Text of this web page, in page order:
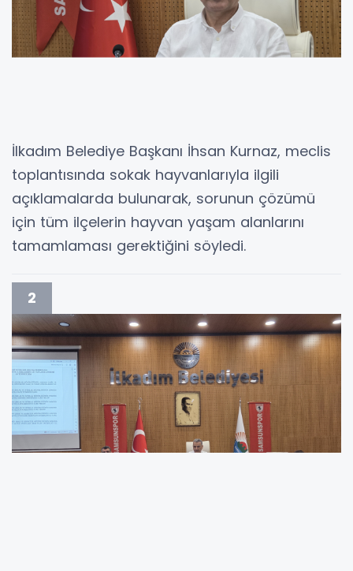
İlkadım Belediye Başkanı İhsan Kurnaz, meclis
toplantısında sokak hayvanlarıyla ilgili
açıklamalarda bulunarak, sorunun çözümü
için tüm ilçelerin hayvan yaşam alanlarını
tamamlaması gerektiğini söyledi.
2